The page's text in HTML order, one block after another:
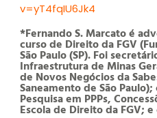
v=yT4fqIU6Jk4
*Fernando S. Marcato é
curso de Direito da FGV
São Paulo (SP). Foi
Infraestrutura de Minas
de Novos Negócios da
Saneamento de São
Pesquisa em PPPs,
Escola de Direito da FGV;